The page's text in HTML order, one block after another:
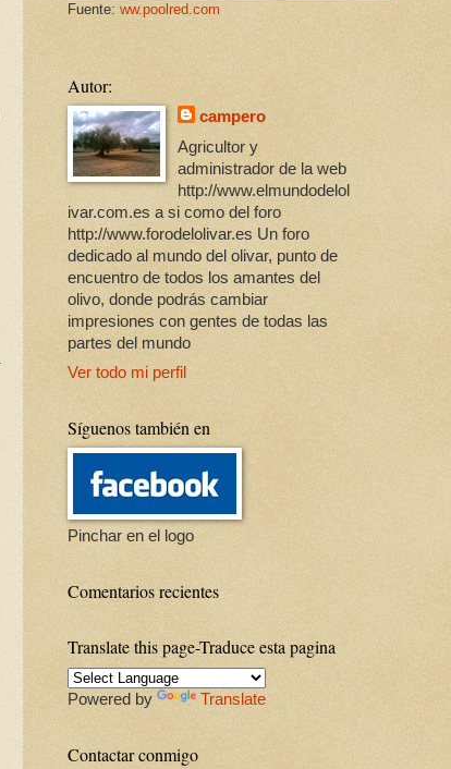
Fuente: ww.poolred.com
Autor:
campero
Agricultor y
administrador de la web
http://www.elmundodelol
ivar.com.es a si como del foro
http://www.forodelolivar.es Un foro
dedicado al mundo del olivar, punto de
encuentro de todos los amantes del
olivo, donde podrás cambiar
impresiones con gentes de todas las
partes del mundo
Ver todo mi perfil
Síguenos también en
Pinchar en el logo
Comentarios recientes
Translate this page-Traduce esta pagina
Powered by Translate
Contactar conmigo